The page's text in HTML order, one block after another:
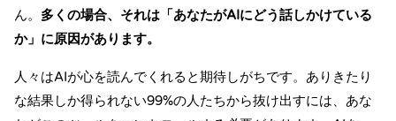
ん。 多くの場合、それは「あなたがAIにどう話しかけている
か」に原因があります。
人々はAIが心を読んでくれると期待しがちです。ありきたり
な結果しか得られない99%の人たちから抜け出すには、あな